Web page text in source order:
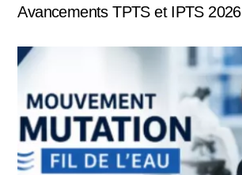
Avancements TPTS et IPTS 2026